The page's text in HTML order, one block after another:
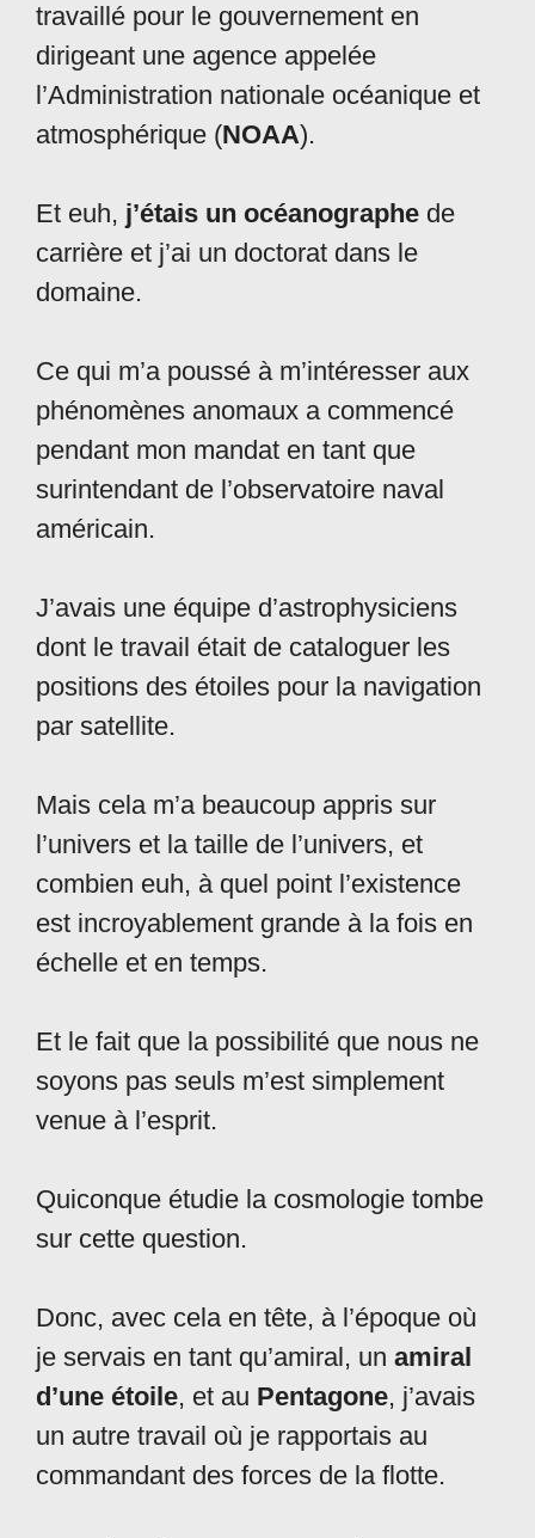
travaillé pour le gouvernement en
dirigeant une agence appelée
l’Administration nationale océanique et
atmosphérique (NOAA).
Et euh, j’étais un océanographe de
carrière et j’ai un doctorat dans le
domaine.
Ce qui m’a poussé à m’intéresser aux
phénomènes anomaux a commencé
pendant mon mandat en tant que
surintendant de l’observatoire naval
américain.
J’avais une équipe d’astrophysiciens
dont le travail était de cataloguer les
positions des étoiles pour la navigation
par satellite.
Mais cela m’a beaucoup appris sur
l’univers et la taille de l’univers, et
combien euh, à quel point l’existence
est incroyablement grande à la fois en
échelle et en temps.
Et le fait que la possibilité que nous ne
soyons pas seuls m’est simplement
venue à l’esprit.
Quiconque étudie la cosmologie tombe
sur cette question.
Donc, avec cela en tête, à l’époque où
je servais en tant qu’amiral, un amiral
d’une étoile, et au Pentagone, j’avais
un autre travail où je rapportais au
commandant des forces de la flotte.